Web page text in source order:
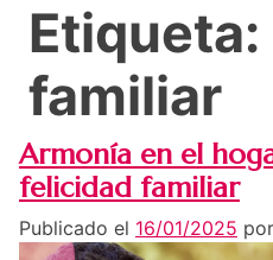
Etiqueta:
familiar
Armonía en el
felicidad familiar
Publicado el 16/01/2025 por